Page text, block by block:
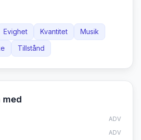
Evighet Kvantitet
Musik
Tillstånd
med
ADV
ADV